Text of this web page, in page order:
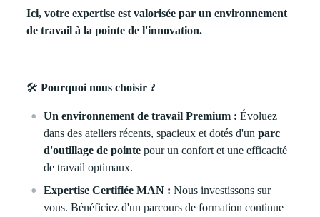
Ici, votre expertise est valorisée par un environnement
de travail à la pointe de l'innovation.
🛠 Pourquoi nous choisir ?
Un environnement de travail Premium :Évoluez
dans des ateliers récents, spacieux et dotés d'unparc
d'outillage de pointe pour un confort et une efficacité
de travail optimaux.
Expertise Certifiée MAN :Nous investissons sur
vous. Bénéficiez d'un parcours de formation continue